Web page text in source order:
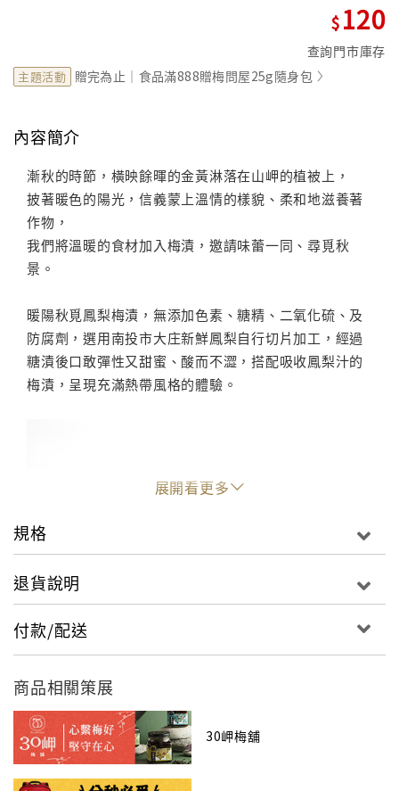
120
查詢門市庫存
主題活動 贈完為止｜食品滿888贈梅問屋25g隨身包
內容簡介
漸秋的時節，橫映餘暉的金黃淋落在山岬的植被上，
披著暖色的陽光，信義蒙上溫情的樣貌、柔和地滋養著
作物，
我們將溫暖的食材加入梅漬，邀請味蕾一同、尋覓秋
景。
暖陽秋覓鳳梨梅漬，無添加色素、糖精、二氧化硫、及
防腐劑，選用南投市大庄新鮮鳳梨自行切片加工，經過
糖漬後口敢彈性又甜蜜、酸而不澀，搭配吸收鳳梨汁的
梅漬，呈現充滿熱帶風格的體驗。
展開看更多
規格
退貨說明
付款/配送
商品相關策展
30岬梅舖